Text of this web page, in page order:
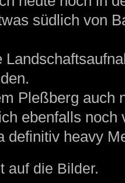
südlich von
Pleßberg auch
ebenfalls noch
definitiv heavy
auf die Bilder.